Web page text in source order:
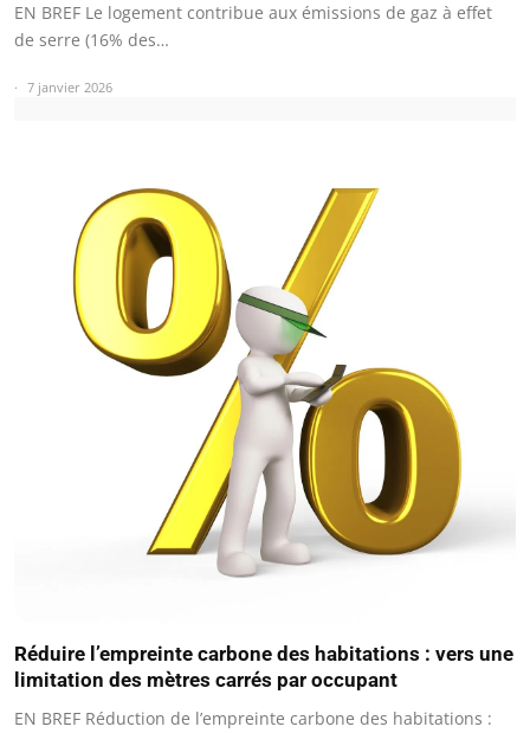
EN BREF Le logement contribue aux émissions de gaz à effet
de serre (16% des…
7 janvier 2026
Réduire l’empreinte carbone des habitations : vers une
limitation des mètres carrés par occupant
EN BREF Réduction de l’empreinte carbone des habitations :